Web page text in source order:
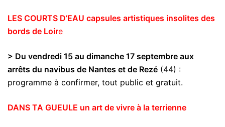
LES COURTS D’EAU capsules artistiques insolites des
bords de Loire
> Du vendredi 15 au dimanche 17 septembre aux
arrêts du navibus de Nantes et de Rezé (44) :
programme à confirmer, tout public et gratuit.
DANS TA GUEULE un art de vivre à la terrienne